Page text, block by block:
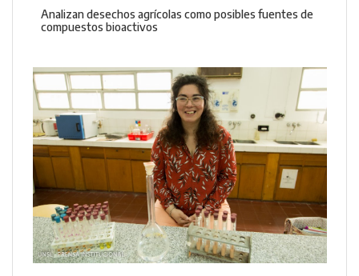
Analizan desechos agrícolas como posibles fuentes de
compuestos bioactivos